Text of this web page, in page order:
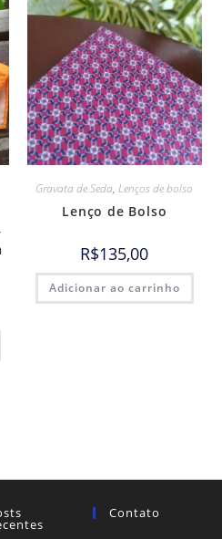
Gravata de Seda,Lenços de bolso
Lenço de Bolso
R$135,00
Adicionar ao carrinho
Contato